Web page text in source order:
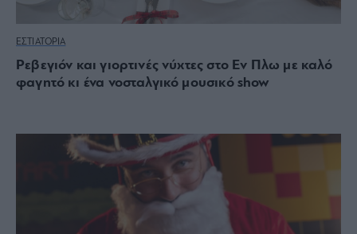
ΕΣΤΙΑΤΟΡΙΑ
Ρεβεγιόν και γιορτινές νύχτες στο Εν Πλω με καλό
φαγητό κι ένα νοσταλγικό μουσικό show